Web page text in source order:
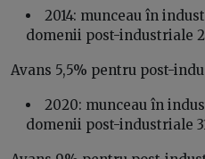
2014: munceau în
domenii post-industriale
Avans 5,5% pentru post-
2020: munceau în
domenii post-industriale